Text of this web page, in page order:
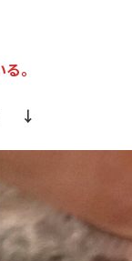
。
】 ↓